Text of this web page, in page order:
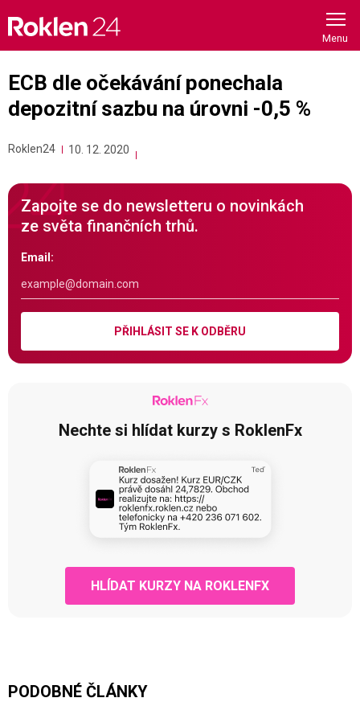
content
ECB dle očekávání ponechala
depozitní sazbu na úrovni -0,5 %
Roklen24 10. 12. 2020
Zapojte se do newsletteru o novinkách
ze světa finančních trhů.
Email:
PŘIHLÁSIT SE K ODBĚRU
Nechte si hlídat kurzy s RoklenFx
HLÍDAT KURZY NA ROKLENFX
PODOBNÉ ČLÁNKY